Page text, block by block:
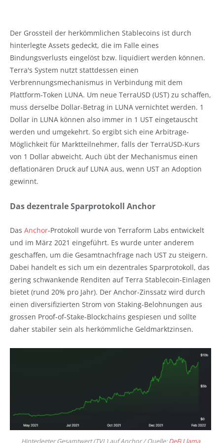
Der Grossteil der herkömmlichen Stablecoins ist durch
hinterlegte Assets gedeckt, die im Falle eines
Bindungsverlusts eingelöst bzw. liquidiert werden können.
Terra's System nutzt stattdessen einen
Verbrennungsmechanismus in Verbindung mit dem
Plattform-Token LUNA. Um neue TerraUSD (UST) zu schaffen,
muss derselbe Dollar-Betrag in LUNA vernichtet werden. 1
Dollar in LUNA können also immer in 1 UST eingetauscht
werden und umgekehrt. So ergibt sich eine Arbitrage-
Möglichkeit für Marktteilnehmer, falls der TerraUSD-Kurs
von 1 Dollar abweicht. Auch übt der Mechanismus einen
deflationären Druck auf LUNA aus, wenn UST an Adoption
gewinnt.
Das dezentrale Sparprotokoll Anchor
Das Anchor-Protokoll wurde von Terraform Labs entwickelt
und im März 2021 eingeführt. Es wurde unter anderem
geschaffen, um die Gesamtnachfrage nach UST zu steigern.
Dabei handelt es sich um ein dezentrales Sparprotokoll, das
gering schwankende Renditen auf Terra Stablecoin-Einlagen
bietet (rund 20% pro Jahr). Der Anchor-Zinssatz wird durch
einen diversifizierten Strom von Staking-Belohnungen aus
grossen Proof-of-Stake-Blockchains gespiesen und sollte
daher stabiler sein als herkömmliche Geldmarktzinsen.